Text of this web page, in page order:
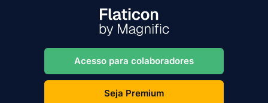
Acesso para colaboradores
Seja Premium